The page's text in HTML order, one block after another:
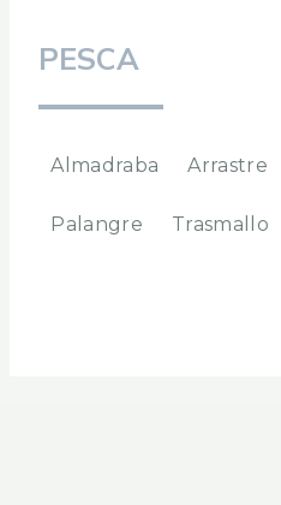
PESCA
Almadraba Arrastre
Palangre Trasmallo